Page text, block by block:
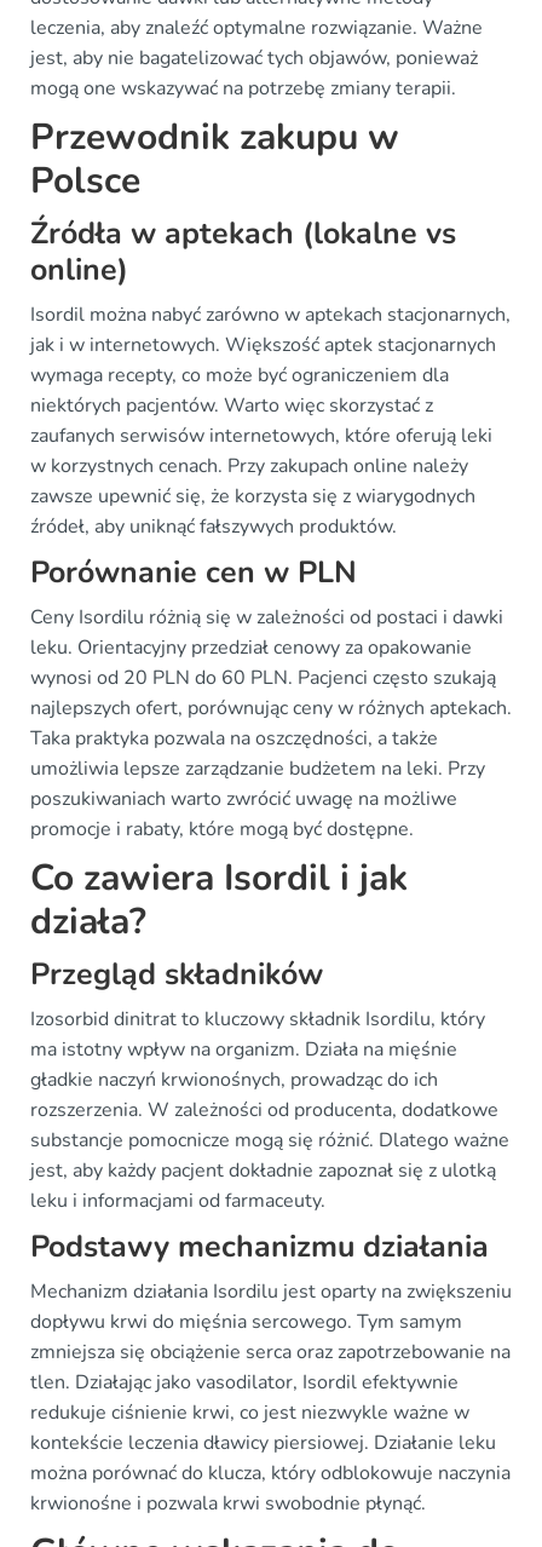
leczenia, aby znaleźć optymalne rozwiązanie. Ważne
jest, aby nie bagatelizować tych objawów, ponieważ
mogą one wskazywać na potrzebę zmiany terapii.
Przewodnik zakupu w
Polsce
Źródła w aptekach (lokalne vs
online)
Isordil można nabyć zarówno w aptekach stacjonarnych,
jak i w internetowych. Większość aptek stacjonarnych
wymaga recepty, co może być ograniczeniem dla
niektórych pacjentów. Warto więc skorzystać z
zaufanych serwisów internetowych, które oferują leki
w korzystnych cenach. Przy zakupach online należy
zawsze upewnić się, że korzysta się z wiarygodnych
źródeł, aby uniknąć fałszywych produktów.
Porównanie cen w PLN
Ceny Isordilu różnią się w zależności od postaci i dawki
leku. Orientacyjny przedział cenowy za opakowanie
wynosi od 20 PLN do 60 PLN. Pacjenci często szukają
najlepszych ofert, porównując ceny w różnych aptekach.
Taka praktyka pozwala na oszczędności, a także
umożliwia lepsze zarządzanie budżetem na leki. Przy
poszukiwaniach warto zwrócić uwagę na możliwe
promocje i rabaty, które mogą być dostępne.
Co zawiera Isordil i jak
działa?
Przegląd składników
Izosorbid dinitrat to kluczowy składnik Isordilu, który
ma istotny wpływ na organizm. Działa na mięśnie
gładkie naczyń krwionośnych, prowadząc do ich
rozszerzenia. W zależności od producenta, dodatkowe
substancje pomocnicze mogą się różnić. Dlatego ważne
jest, aby każdy pacjent dokładnie zapoznał się z ulotką
leku i informacjami od farmaceuty.
Podstawy mechanizmu działania
Mechanizm działania Isordilu jest oparty na zwiększeniu
dopływu krwi do mięśnia sercowego. Tym samym
zmniejsza się obciążenie serca oraz zapotrzebowanie na
tlen. Działając jako vasodilator, Isordil efektywnie
redukuje ciśnienie krwi, co jest niezwykle ważne w
kontekście leczenia dławicy piersiowej. Działanie leku
można porównać do klucza, który odblokowuje naczynia
krwionośne i pozwala krwi swobodnie płynąć.